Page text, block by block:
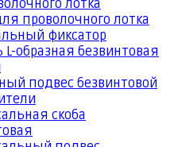
лотка
проволочного лотка
фиксатор
L-образная безвинтовая
подвес безвинтовой
скоба